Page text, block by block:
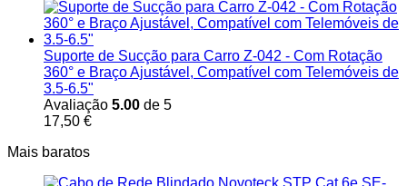
Suporte de Sucção para Carro Z-042 - Com Rotação
360° e Braço Ajustável, Compatível com Telemóveis de
3.5-6.5"
Avaliação 5.00 de 5
17,50 €
Mais baratos